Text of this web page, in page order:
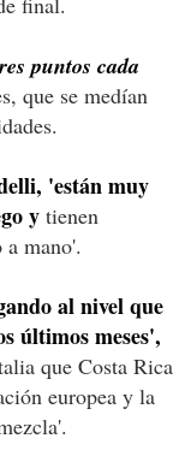
puntos cada
que se medían
'están muy
y tienen
mano'.
al nivel que
últimos meses',
que Costa Rica
europea y la